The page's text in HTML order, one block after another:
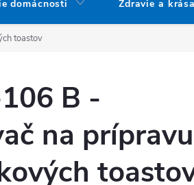
domácnosti Zdravie a krása
toastov
B -
na prípravu